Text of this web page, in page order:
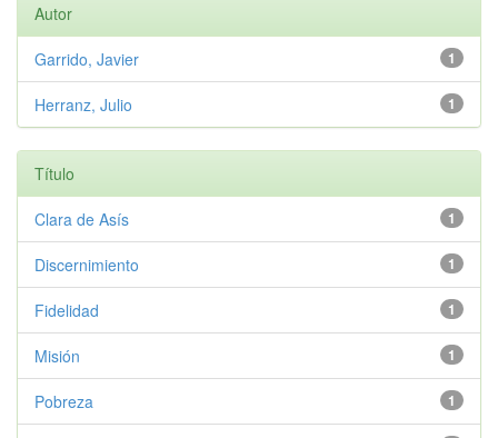
Autor
1
Garrido, Javier
1
Herranz, Julio
Título
1
Clara de Asís
1
Discernimiento
1
Fidelidad
1
Misión
1
Pobreza